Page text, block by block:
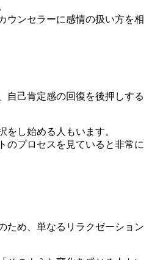
ウンセラーに感情の扱い方を相
自己肯定感の回復を後押しする
し始める人もいます。
のプロセスを見ていると非常に
ため、単なるリラクゼーション